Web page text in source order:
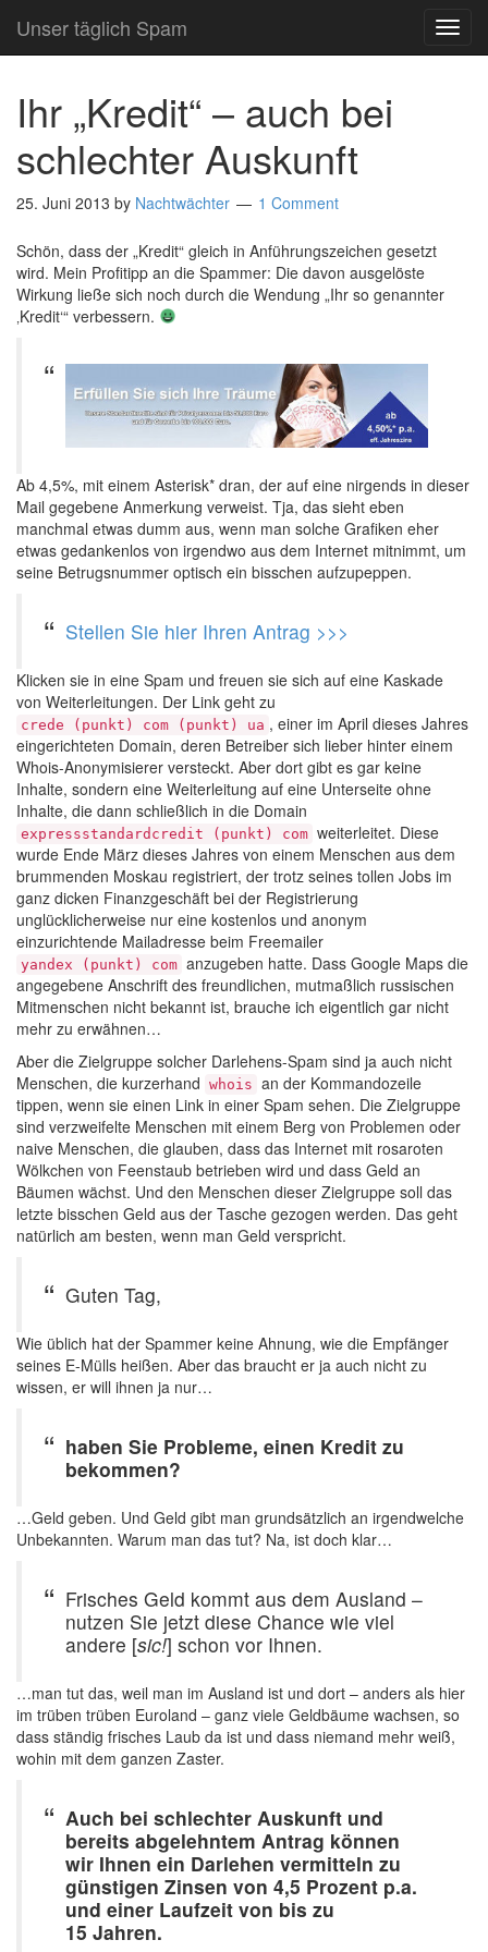
Unser täglich Spam
Ihr „Kredit“ – auch bei
schlechter Auskunft
25. Juni 2013 by Nachtwächter 1 Comment
Schön, dass der „Kredit“ gleich in Anführungszeichen gesetzt
wird. Mein Profitipp an die Spammer: Die davon ausgelöste
Wirkung ließe sich noch durch die Wendung „Ihr so genannter
‚Kredit‘“ verbessern.
Ab 4,5%, mit einem Asterisk* dran, der auf eine nirgends in dieser
Mail gegebene Anmerkung verweist. Tja, das sieht eben
manchmal etwas dumm aus, wenn man solche Grafiken eher
etwas gedankenlos von irgendwo aus dem Internet mitnimmt, um
seine Betrugsnummer optisch ein bisschen aufzupeppen.
Stellen Sie hier Ihren Antrag >>>
Klicken sie in eine Spam und freuen sie sich auf eine Kaskade
von Weiterleitungen. Der Link geht zu
crede (punkt) com (punkt) ua , einer im April dieses Jahres
eingerichteten Domain, deren Betreiber sich lieber hinter einem
Whois-Anonymisierer versteckt. Aber dort gibt es gar keine
Inhalte, sondern eine Weiterleitung auf eine Unterseite ohne
Inhalte, die dann schließlich in die Domain
expressstandardcredit (punkt) com weiterleitet. Diese
wurde Ende März dieses Jahres von einem Menschen aus dem
brummenden Moskau registriert, der trotz seines tollen Jobs im
ganz dicken Finanzgeschäft bei der Registrierung
unglücklicherweise nur eine kostenlos und anonym
einzurichtende Mailadresse beim Freemailer
yandex (punkt) com anzugeben hatte. Dass Google Maps die
angegebene Anschrift des freundlichen, mutmaßlich russischen
Mitmenschen nicht bekannt ist, brauche ich eigentlich gar nicht
mehr zu erwähnen…
Aber die Zielgruppe solcher Darlehens-Spam sind ja auch nicht
Menschen, die kurzerhand whois an der Kommandozeile
tippen, wenn sie einen Link in einer Spam sehen. Die Zielgruppe
sind verzweifelte Menschen mit einem Berg von Problemen oder
naive Menschen, die glauben, dass das Internet mit rosaroten
Wölkchen von Feenstaub betrieben wird und dass Geld an
Bäumen wächst. Und den Menschen dieser Zielgruppe soll das
letzte bisschen Geld aus der Tasche gezogen werden. Das geht
natürlich am besten, wenn man Geld verspricht.
Guten Tag,
Wie üblich hat der Spammer keine Ahnung, wie die Empfänger
seines E-Mülls heißen. Aber das braucht er ja auch nicht zu
wissen, er will ihnen ja nur…
haben Sie Probleme, einen Kredit zu
bekommen?
…Geld geben. Und Geld gibt man grundsätzlich an irgendwelche
Unbekannten. Warum man das tut? Na, ist doch klar…
Frisches Geld kommt aus dem Ausland –
nutzen Sie jetzt diese Chance wie viel
andere [sic!] schon vor Ihnen.
…man tut das, weil man im Ausland ist und dort – anders als hier
im trüben trüben Euroland – ganz viele Geldbäume wachsen, so
dass ständig frisches Laub da ist und dass niemand mehr weiß,
wohin mit dem ganzen Zaster.
Auch bei schlechter Auskunft und
bereits abgelehntem Antrag können
wir Ihnen ein Darlehen vermitteln zu
günstigen Zinsen von 4,5 Prozent p.a.
und einer Laufzeit von bis zu
15 Jahren.